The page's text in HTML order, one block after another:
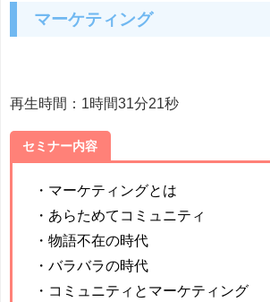
マーケティング
再生時間：1時間31分21秒
セミナー内容
・マーケティングとは
・あらためてコミュニティ
・物語不在の時代
・バラバラの時代
・コミュニティとマーケティング